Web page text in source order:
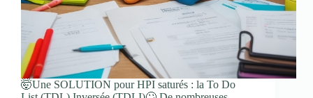
🤯Une SOLUTION pour HPI saturés : la To Do